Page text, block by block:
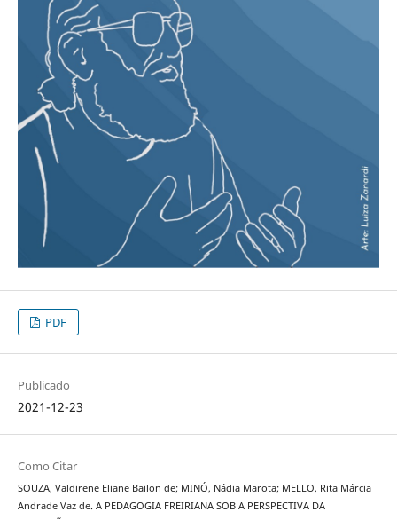
PDF
Publicado
2021-12-23
Como Citar
SOUZA, Valdirene Eliane Bailon de; MINÓ, Nádia Marota; MELLO, Rita Márcia
Andrade Vaz de. A PEDAGOGIA FREIRIANA SOB A PERSPECTIVA DA